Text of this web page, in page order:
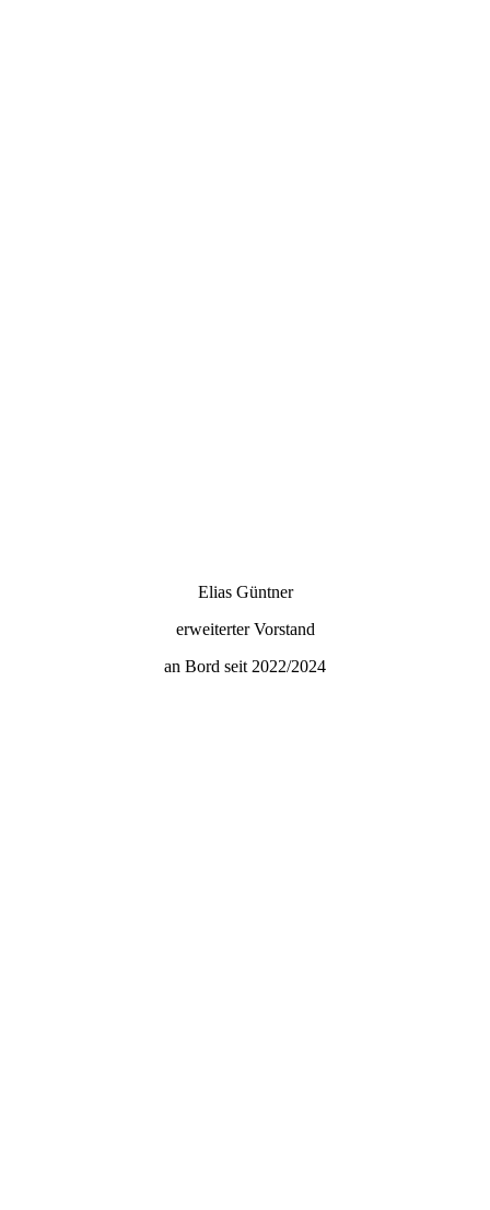
Elias Güntner
erweiterter Vorstand
an Bord seit 2022/2024